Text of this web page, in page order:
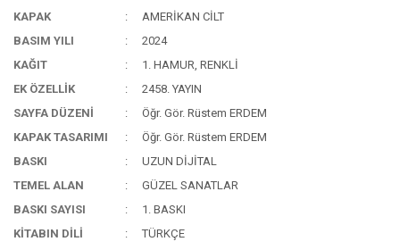
KAPAK
AMERİKAN CİLT
BASIM YILI
2024
KAĞIT
1. HAMUR, RENKLİ
EK ÖZELLİK
2458. YAYIN
SAYFA DÜZENİ
Öğr. Gör. Rüstem ERDEM
KAPAK TASARIMI
Öğr. Gör. Rüstem ERDEM
BASKI
UZUN DİJİTAL
TEMEL ALAN
GÜZEL SANATLAR
BASKI SAYISI
1. BASKI
KİTABIN DİLİ
TÜRKÇE